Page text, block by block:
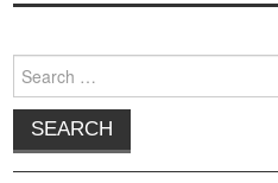
Search for: